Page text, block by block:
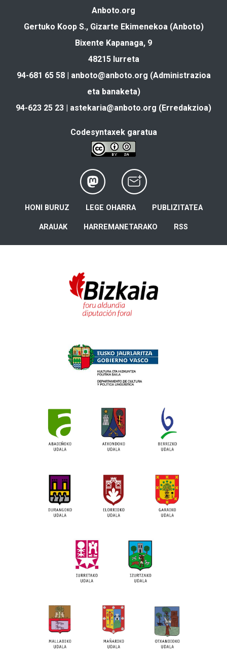
Anboto.org
Gertuko Koop S., Gizarte Ekimenekoa (Anboto)
Bixente Kapanaga, 9
48215 Iurreta
94-681 65 58 | anboto@anboto.org (Administrazioa
eta banaketa)
94-623 25 23 | astekaria@anboto.org (Erredakzioa)
Codesyntaxek garatua
HONI BURUZ LEGE OHARRA PUBLIZITATEA
ARAUAK HARREMANETARAKO RSS